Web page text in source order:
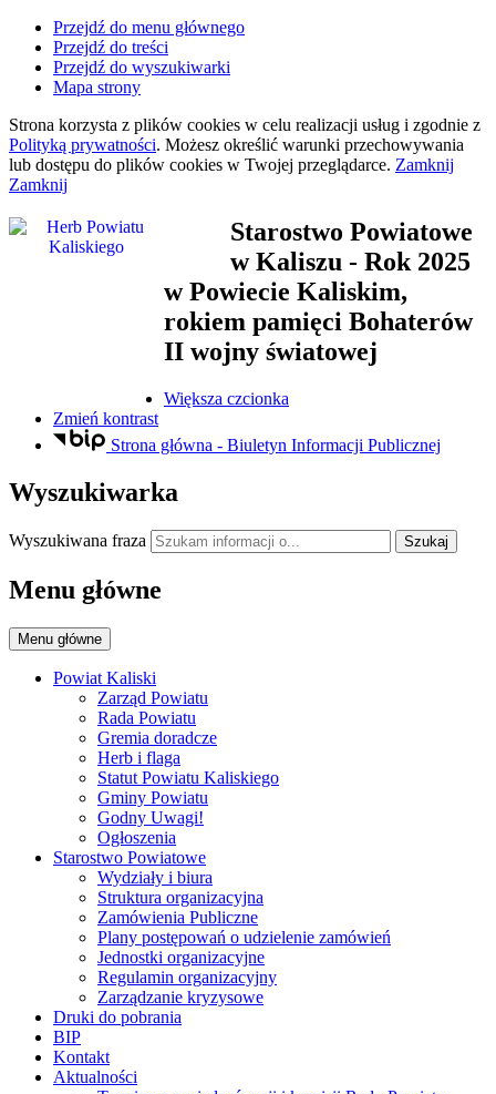
Przejdź do menu głównego
Przejdź do treści
Przejdź do wyszukiwarki
Mapa strony
Strona korzysta z plików cookies w celu realizacji usług i zgodnie z
Polityką prywatności. Możesz określić warunki przechowywania
lub dostępu do plików cookies w Twojej przeglądarce. Zamknij
Zamknij
Starostwo Powiatowe
w Kaliszu - Rok 2025
w Powiecie Kaliskim,
rokiem pamięci Bohaterów
II wojny światowej
Większa czcionka
Zmień kontrast
Strona główna - Biuletyn Informacji Publicznej
Wyszukiwarka
Wyszukiwana fraza Szukaj
Menu główne
Menu główne
Powiat Kaliski
Zarząd Powiatu
Rada Powiatu
Gremia doradcze
Herb i flaga
Statut Powiatu Kaliskiego
Gminy Powiatu
Godny Uwagi!
Ogłoszenia
Starostwo Powiatowe
Wydziały i biura
Struktura organizacyjna
Zamówienia Publiczne
Plany postępowań o udzielenie zamówień
Jednostki organizacyjne
Regulamin organizacyjny
Zarządzanie kryzysowe
Druki do pobrania
BIP
Kontakt
Aktualności